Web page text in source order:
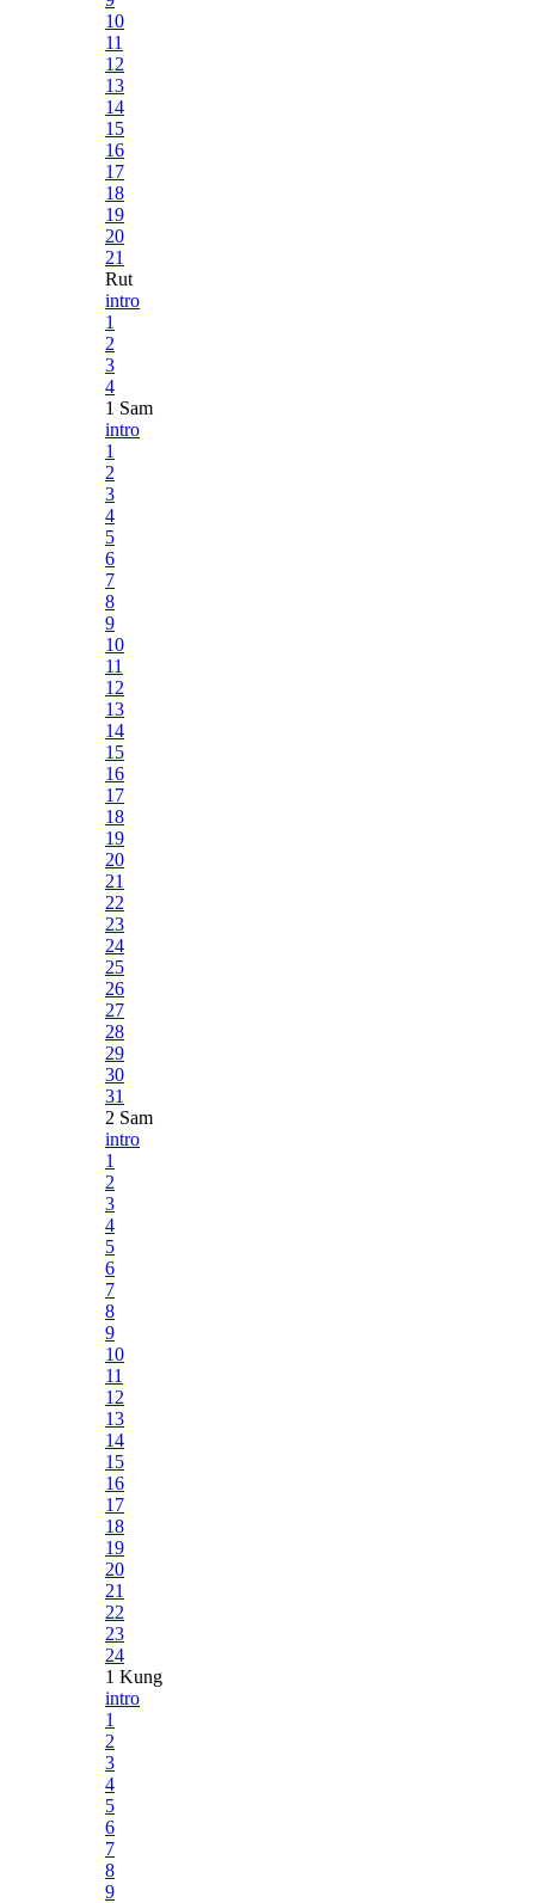
10
11
12
13
14
15
16
17
18
19
20
21
Rut
intro
1
2
3
4
1 Sam
intro
1
2
3
4
5
6
7
8
9
10
11
12
13
14
15
16
17
18
19
20
21
22
23
24
25
26
27
28
29
30
31
2 Sam
intro
1
2
3
4
5
6
7
8
9
10
11
12
13
14
15
16
17
18
19
20
21
22
23
24
1 Kung
intro
1
2
3
4
5
6
7
8
9